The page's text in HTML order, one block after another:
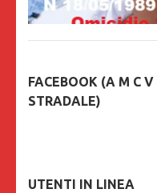
FACEBOOK (A M C
STRADALE)
UTENTI IN LINEA